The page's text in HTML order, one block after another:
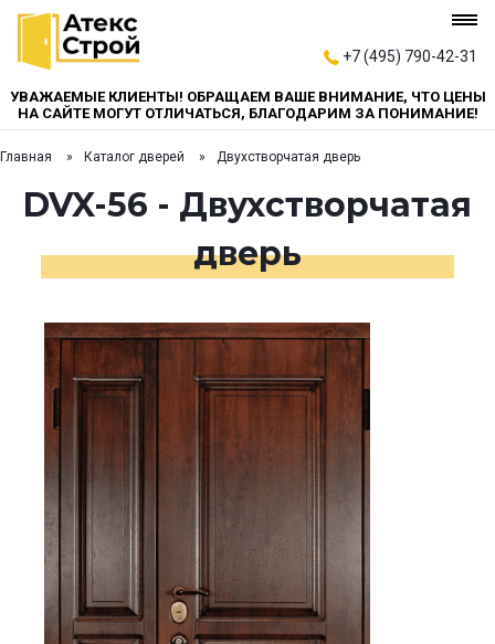
+7 (495) 790-42-31
УВАЖАЕМЫЕ КЛИЕНТЫ! ОБРАЩАЕМ ВАШЕ ВНИМАНИЕ, ЧТО ЦЕНЫ
НА САЙТЕ МОГУТ ОТЛИЧАТЬСЯ, БЛАГОДАРИМ ЗА ПОНИМАНИЕ!
Главная Каталог дверей Двухстворчатая дверь
DVX-56 - Двухстворчатая
дверь